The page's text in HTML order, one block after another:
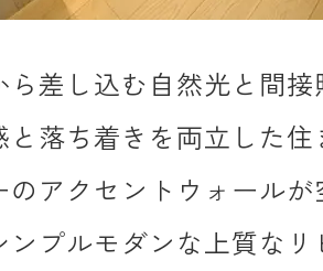
ら差し込む自然光と間
と落ち着きを両立した
のアクセントウォール
ンプルモダンな上質な